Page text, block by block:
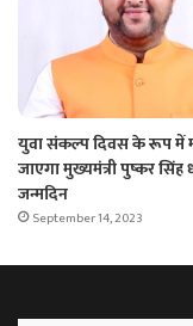
युवा संकल्प दिवस के रूप में
जाएगा मुख्यमंत्री पुष्कर सिंह
जन्मदिन
September 14, 2023